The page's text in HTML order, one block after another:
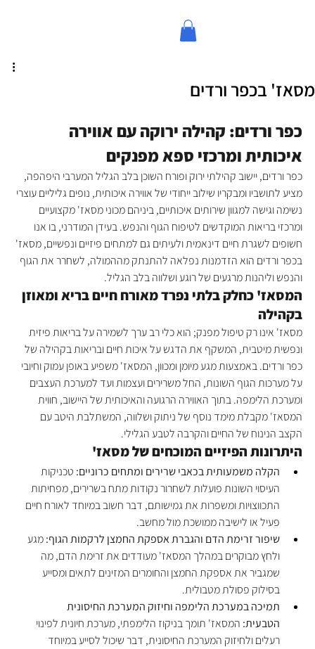
מסאז' בכפר ורדים
כפר ורדים: קהילה ירוקה עם אווירה
איכותית ומרכזי ספא מפנקים
כפר ורדים, יישוב קהילתי ירוק ופורח השוכן בלב הגליל המערבי היפהפה,
מציע לתושביו ומבקריו שילוב ייחודי של אווירה איכותית, נופים גליליים עוצרי
נשימה וגישה למגוון שירותים איכותיים, ביניהם מכוני מסאז' מקצועיים
ומרכזי בריאות המוקדשים לטיפוח הגוף והנפש. בעידן המודרני, בו אנו
חשופים לשגרת חיים דינאמית ולעיתים גם למתחים פיזיים ונפשיים, מסאז'
בכפר ורדים הוא הזדמנות נפלאה להתנתק מההמולה, לשחרר את הגוף
והנפש וליהנות מרגעים של רוגע ושלווה בלב הגליל.
המסאז' כחלק בלתי נפרד מאורח חיים בריא ומאוזן
בקהילה
מסאז' אינו רק טיפול מפנק; הוא כלי רב ערך לשמירה על בריאות פיזית
ונפשית מיטבית, המשקף את הדגש על איכות חיים ובריאות בקהילה של
כפר ורדים. באמצעות מגע מיומן ומכוון, המסאז' משפיע באופן עמוק וחיובי
על מערכות הגוף השונות, החל משרירים ועצמות ועד למערכת העצבים
ומערכת הלימפה. בתוך האווירה הרגועה והאיכותית של היישוב, חווית
המסאז' מקבלת מימד נוסף של ניתוק ושלווה, המשתלבת היטב עם
הקצב הנינוח של החיים והקרבה לטבע הגלילי.
היתרונות הפיזיים המוכחים של מסאז'
הקלה משמעותית בכאבי שרירים ומתחים כרוניים: טכניקות
העיסוי השונות פועלות לשחרור נקודות מתח בשרירים, מפחיתות
התכווצויות ומשפרות את גמישותם, דבר חשוב במיוחד לאורח חיים
פעיל או לישיבה ממושכת מול מחשב.
שיפור זרימת הדם והגברת אספקת החמצן לרקמות הגוף: מגע
ולחץ מבוקרים במהלך המסאז' מעודדים את זרימת הדם, מה
שמגביר את אספקת החמצן והחומרים המזינים לתאים ומסייע
בסילוק פסולת מטבולית.
תמיכה במערכת הלימפה וחיזוק המערכת החיסונית
הטבעית: המסאז' תומך בניקוז הלימפתי, מערכת חיונית לפינוי
רעלים ולחיזוק המערכת החיסונית, דבר שיכול לסייע במיוחד